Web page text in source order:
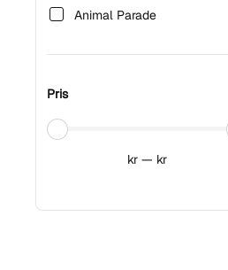
Animal Parade
Clearspring
Pris
kr— kr